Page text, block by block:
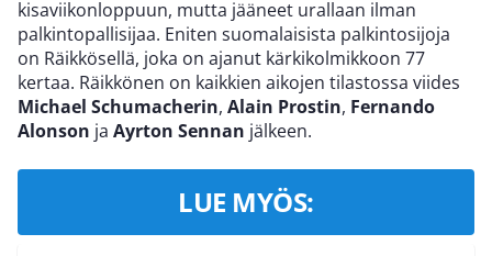
kisaviikonloppuun, mutta jääneet urallaan ilman
palkintopallisijaa. Eniten suomalaisista palkintosijoja
on Räikkösellä, joka on ajanut kärkikolmikkoon 77
kertaa. Räikkönen on kaikkien aikojen tilastossa viides
Michael Schumacherin, Alain Prostin, Fernando
Alonson ja Ayrton Sennan jälkeen.
LUE MYÖS: